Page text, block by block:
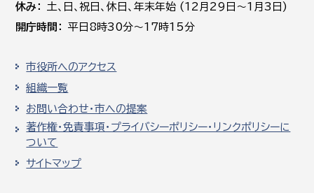
休み
土､日､祝日、休日、年末年始 (12月29日～1月3日)
開庁時間
平日8時30分～17時15分
市役所へのアクセス
組織一覧
お問い合わせ・市への提案
著作権・免責事項・プライバシーポリシー・リンクポリシーに
ついて
サイトマップ